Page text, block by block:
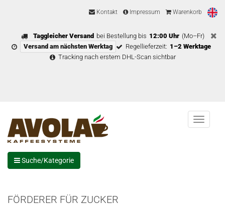
Kontakt Impressum Warenkorb
Taggleicher Versand bei Bestellung bis 12:00 Uhr (Mo–Fr)
Versand am nächsten Werktag
Regellieferzeit: 1–2 Werktage
Tracking nach erstem DHL-Scan sichtbar
Menu
Suche/Kategorie
FÖRDERER FÜR ZUCKER